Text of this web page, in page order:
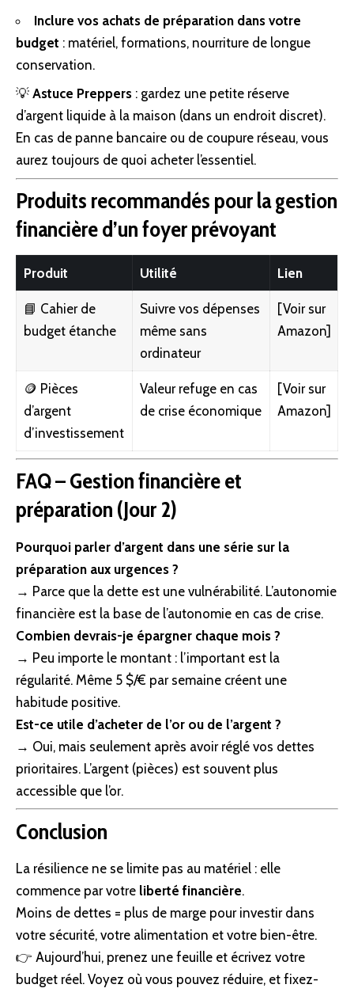
Inclure vos achats de préparation dans votre
budget : matériel, formations, nourriture de longue
conservation.
💡 Astuce Preppers : gardez une petite réserve
d’argent liquide à la maison (dans un endroit discret).
En cas de panne bancaire ou de coupure réseau, vous
aurez toujours de quoi acheter l’essentiel.
Produits recommandés pour la gestion
financière d’un foyer prévoyant
Produit Utilité Lien
📘 Cahier de
budget étanche
Suivre vos dépenses
même sans
ordinateur
[Voir sur
Amazon]
🪙 Pièces
d’argent
d’investissement
Valeur refuge en cas
de crise économique
[Voir sur
Amazon]
FAQ – Gestion financière et
préparation (Jour 2)
Pourquoi parler d’argent dans une série sur la
préparation aux urgences ?
→ Parce que la dette est une vulnérabilité. L’autonomie
financière est la base de l’autonomie en cas de crise.
Combien devrais-je épargner chaque mois ?
→ Peu importe le montant : l’important est la
régularité. Même 5 $/€ par semaine créent une
habitude positive.
Est-ce utile d’acheter de l’or ou de l’argent ?
→ Oui, mais seulement après avoir réglé vos dettes
prioritaires. L’argent (pièces) est souvent plus
accessible que l’or.
Conclusion
La résilience ne se limite pas au matériel : elle
commence par votre liberté financière.
Moins de dettes = plus de marge pour investir dans
votre sécurité, votre alimentation et votre bien-être.
👉 Aujourd’hui, prenez une feuille et écrivez votre
budget réel. Voyez où vous pouvez réduire, et fixez-